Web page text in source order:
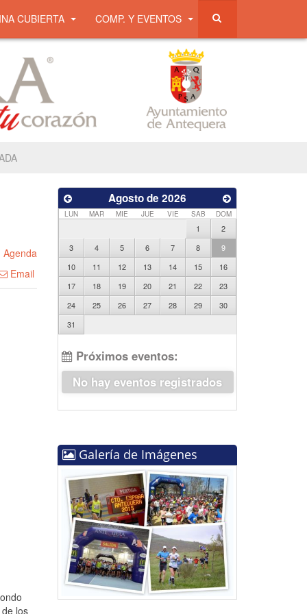
CUBIERTA COMP. Y EVENTOS
Agenda
Email
los
Agosto de 2026
LUN MAR MIE JUE VIE SAB DOM
1
2
3
4 5 6 7 8
9
10
11 12 13 14 15
16
17
18 19 20 21 22
23
24
25 26 27 28 29
30
31
Próximos eventos:
No hay eventos registrados
Galería de Imágenes